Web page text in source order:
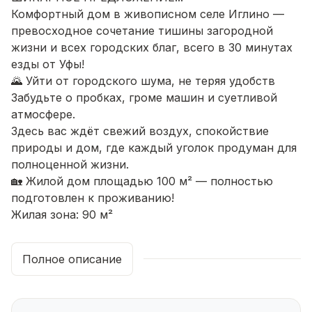
Комфортный дом в живописном селе Иглино —
превосходное сочетание тишины загородной
жизни и всех городских благ, всего в 30 минутах
езды от Уфы!
🌄 Уйти от городского шума, не теряя удобств
Забудьте о пробках, громе машин и суетливой
атмосфере.
Здесь вас ждёт свежий воздух, спокойствие
природы и дом, где каждый уголок продуман для
полноценной жизни.
🏡 Жилой дом площадью 100 м² — полностью
подготовлен к проживанию!
Жилая зона: 90 м²
подходит для семейных ужинов
Комнаты: 3 (2 на втором этаже и 1 на первом)
отдельный — на втором)
Полное описание